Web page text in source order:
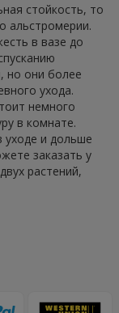
стойкость, то
альстромерии.
в вазе до
но они более
ухода.
немного
в комнате.
и дольше
заказать у
растений,